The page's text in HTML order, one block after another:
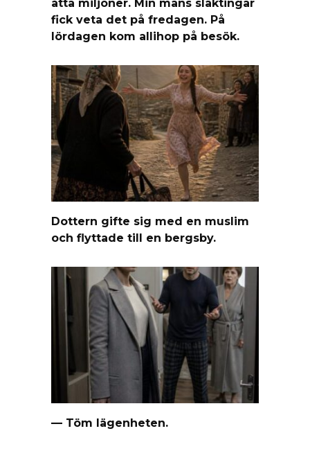
åtta miljoner. Min mans släktingar
fick veta det på fredagen. På
lördagen kom allihop på besök.
Dottern gifte sig med en muslim
och flyttade till en bergsby.
— Töm lägenheten.